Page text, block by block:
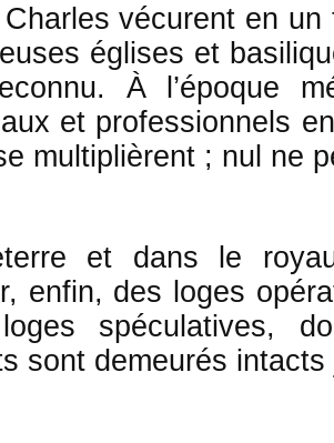
vécurent en
églises et
À l’époque
et professionnels
multi­plièrent ; nul ne
et dans le
enfin, des loges
spéculatives,
sont de­meurés